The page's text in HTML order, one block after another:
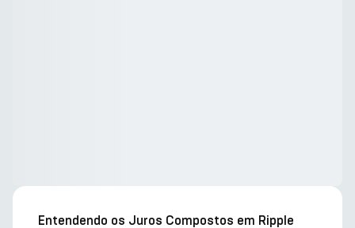
Entendendo os Juros Compostos em Ripple